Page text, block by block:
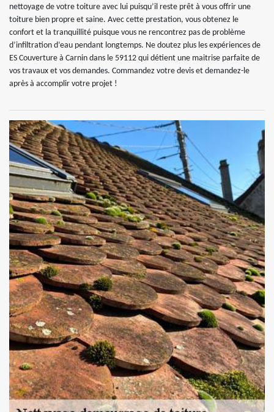
nettoyage de votre toiture avec lui puisqu’il reste prêt à vous offrir une
toiture bien propre et saine. Avec cette prestation, vous obtenez le
confort et la tranquillité puisque vous ne rencontrez pas de problème
d’infiltration d’eau pendant longtemps. Ne doutez plus les expériences de
ES Couverture à Carnin dans le 59112 qui détient une maitrise parfaite de
vos travaux et vos demandes. Commandez votre devis et demandez-le
après à accomplir votre projet !